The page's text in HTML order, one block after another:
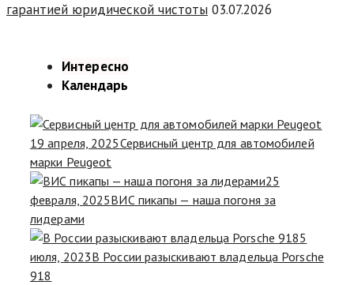
гарантией юридической чистоты 03.07.2026
Интересно
Календарь
19 апреля, 2025Сервисный центр для автомобилей
марки Peugeot
25
февраля, 2025ВИС пикапы — наша погоня за
лидерами
5
июля, 2023В России разыскивают владельца Porsche
918